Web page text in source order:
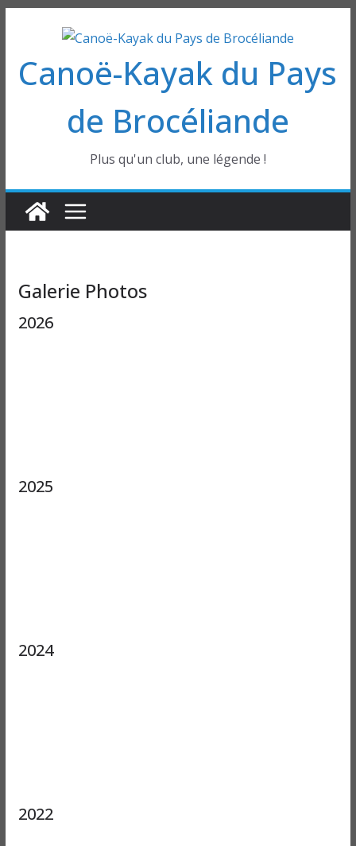
contenu
Canoë-Kayak du Pays
de Brocéliande
Plus qu'un club, une légende !
Galerie Photos
2026
2025
2024
2022